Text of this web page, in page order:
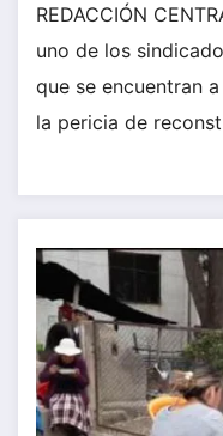
REDACCIÓN
uno de los
que se encuentran
la pericia de